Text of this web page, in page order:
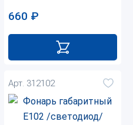
660 ₽
Арт. 312102